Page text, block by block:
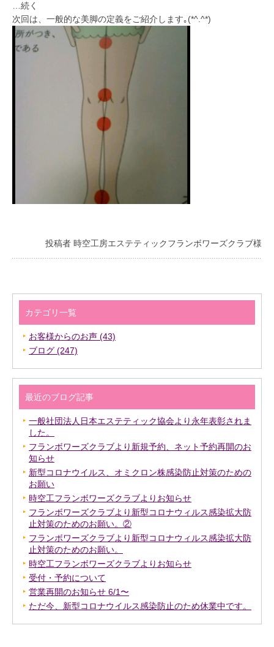
…続く
次回は、一般的な美脚の定義をご紹介します｡(*^.^*)
投稿者 時空工房エステティックフランボワーズクラブ様
カテゴリ一覧
お客様からのお声 (43)
ブログ (247)
最近のブログ記事
一般社団法人日本エステティック協会より永年表彰されま
した。
フランボワーズクラブより新規予約、ネット予約再開のお
知らせ
新型コロナウイルス、オミクロン株感染防止対策のための
お願い
時空工フランボワーズクラブよりお知らせ
フランボワーズクラブより新型コロナウィルス感染拡大防
止対策のためのお願い。②
フランボワーズクラブより新型コロナウィルス感染拡大防
止対策のためのお願い。
時空工フランボワーズクラブよりお知らせ
受付・予約について
営業再開のお知らせ 6/1〜
ただ今、新型コロナウイルス感染防止のため休業中です。